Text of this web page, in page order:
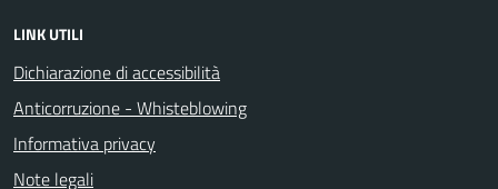
LINK UTILI
Dichiarazione di accessibilità
Anticorruzione - Whisteblowing
Informativa privacy
Note legali